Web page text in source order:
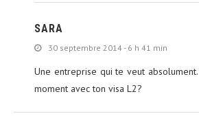
SARA
30 septembre 2014 - 6 h 41 min
Une entreprise qui te veut
moment avec ton visa L2?